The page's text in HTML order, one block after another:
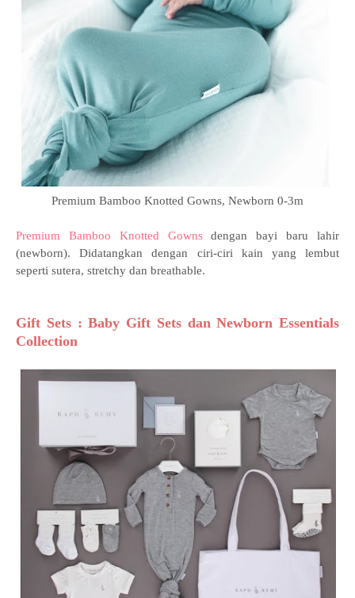
Premium Bamboo Knotted Gowns, Newborn 0-3m
Premium Bamboo Knotted Gownsdengan bayi baru lahir
(newborn). Didatangkan dengan ciri-ciri kain yang lembut
seperti sutera, stretchy dan breathable.
Gift Sets : Baby Gift Sets dan Newborn Essentials
Collection